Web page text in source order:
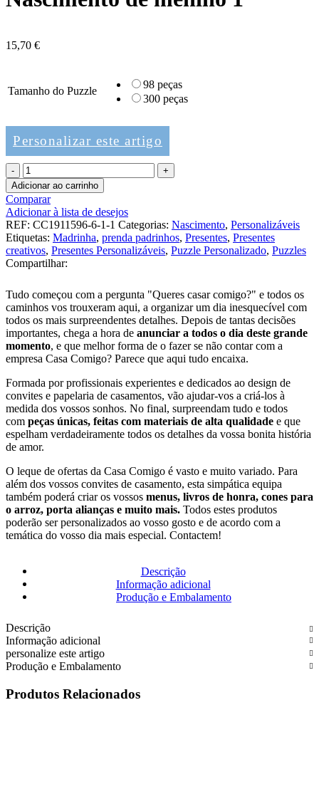
15,70 €
Tamanho do Puzzle
98 peças
300 peças
Personalizar este artigo
Quantidade
de
Puzzle
Madrinha/padrinho
de
Nascimento
de
menino
1
Adicionar ao carrinho
Comparar
Adicionar à lista de desejos
REF: CC1911596-6-1-1 Categorias: Nascimento, Personalizáveis
Etiquetas: Madrinha, prenda padrinhos, Presentes, Presentes
creativos, Presentes Personalizáveis, Puzzle Personalizado, Puzzles
Compartilhar:
Tudo começou com a pergunta "Queres casar comigo?" e todos os
caminhos vos trouxeram aqui, a organizar um dia inesquecível com
todos os mais surpreendentes detalhes. Depois de tantas decisões
importantes, chega a hora de anunciar a todos o dia deste grande
momento, e que melhor forma de o fazer se não contar com a
empresa Casa Comigo? Parece que aqui tudo encaixa.
Formada por profissionais experientes e dedicados ao design de
convites e papelaria de casamentos, vão ajudar-vos a criá-los à
medida dos vossos sonhos. No final, surpreendam tudo e todos
com peças únicas, feitas com materiais de alta qualidade e que
espelham verdadeiramente todos os detalhes da vossa bonita história
de amor.
O leque de ofertas da Casa Comigo é vasto e muito variado. Para
além dos vossos convites de casamento, esta simpática equipa
também poderá criar os vossos menus, livros de honra, cones para
o arroz, porta alianças e muito mais. Todos estes produtos
poderão ser personalizados ao vosso gosto e de acordo com a
temática do vosso dia mais especial. Contactem!
Descrição
Informação adicional
Produção e Embalamento
Descrição
Informação adicional
personalize este artigo
Produção e Embalamento
Produtos Relacionados